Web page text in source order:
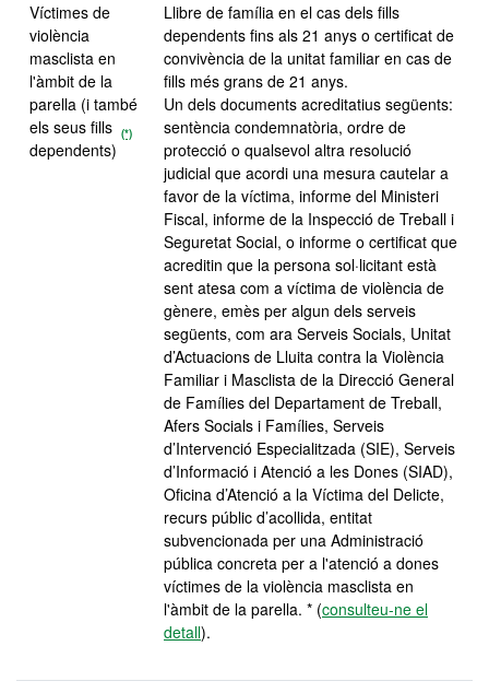
Víctimes de
violència
masclista en
l'àmbit de la
parella (i també
els seus fills
dependents)
(*)
Llibre de família en el cas dels fills
dependents fins als 21 anys o certificat de
convivència de la unitat familiar en cas de
fills més grans de 21 anys.
Un dels documents acreditatius següents:
sentència condemnatòria, ordre de
protecció o qualsevol altra resolució
judicial que acordi una mesura cautelar a
favor de la víctima, informe del Ministeri
Fiscal, informe de la Inspecció de Treball i
Seguretat Social, o informe o certificat que
acreditin que la persona sol·licitant està
sent atesa com a víctima de violència de
gènere, emès per algun dels serveis
següents, com ara Serveis Socials, Unitat
d’Actuacions de Lluita contra la Violència
Familiar i Masclista de la Direcció General
de Famílies del Departament de Treball,
Afers Socials i Famílies, Serveis
d’Intervenció Especialitzada (SIE), Serveis
d’Informació i Atenció a les Dones (SIAD),
Oficina d’Atenció a la Víctima del Delicte,
recurs públic d’acollida, entitat
subvencionada per una Administració
pública concreta per a l'atenció a dones
víctimes de la violència masclista en
l'àmbit de la parella. * (consulteu-ne el
detall).